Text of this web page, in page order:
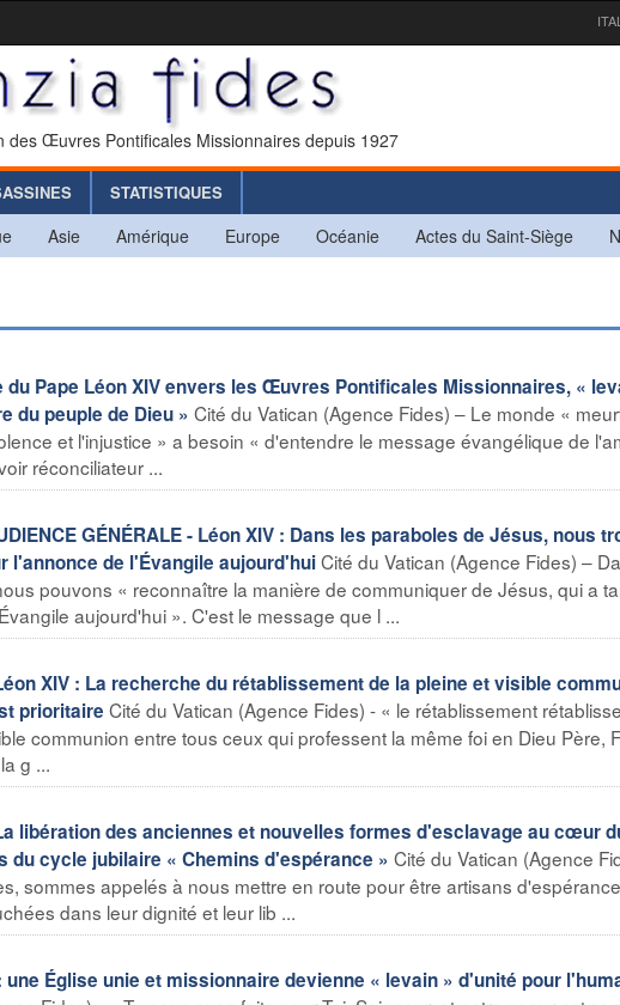
des Œuvres Pontificales Missionnaires depuis 1927
STATISTIQUES
Asie Amérique Europe Océanie Actes du Saint-Siège
du Pape Léon XIV envers les Œuvres Pontificales Missionnaires, «
du peuple de Dieu » Cité du Vatican (Agence Fides) – Le monde «
et l'injustice » a besoin « d'entendre le message évangélique de
réconciliateur ...
GÉNÉRALE - Léon XIV : Dans les paraboles de Jésus, nous
l'annonce de l'Évangile aujourd'huiCité du Vatican (Agence Fides) –
pouvons « reconnaître la manière de communiquer de Jésus, qui a
aujourd'hui ». C'est le message que l ...
XIV : La recherche du rétablissement de la pleine et visible
prioritaire Cité du Vatican (Agence Fides) - « le rétablissement
communion entre tous ceux qui professent la même foi en Dieu Père,
g ...
libération des anciennes et nouvelles formes d'esclavage au cœur
du cycle jubilaire « Chemins d'espérance » Cité du Vatican (Agence
sommes appelés à nous mettre en route pour être artisans
dans leur dignité et leur lib ...
une Église unie et missionnaire devienne « levain » d'unité pour